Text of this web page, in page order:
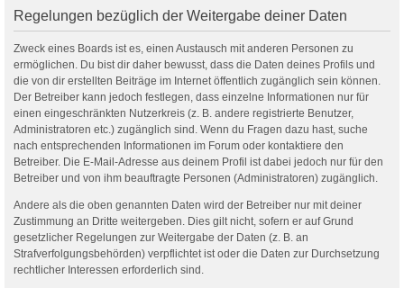
Regelungen bezüglich der Weitergabe deiner Daten
Zweck eines Boards ist es, einen Austausch mit anderen Personen zu
ermöglichen. Du bist dir daher bewusst, dass die Daten deines Profils und
die von dir erstellten Beiträge im Internet öffentlich zugänglich sein können.
Der Betreiber kann jedoch festlegen, dass einzelne Informationen nur für
einen eingeschränkten Nutzerkreis (z. B. andere registrierte Benutzer,
Administratoren etc.) zugänglich sind. Wenn du Fragen dazu hast, suche
nach entsprechenden Informationen im Forum oder kontaktiere den
Betreiber. Die E-Mail-Adresse aus deinem Profil ist dabei jedoch nur für den
Betreiber und von ihm beauftragte Personen (Administratoren) zugänglich.
Andere als die oben genannten Daten wird der Betreiber nur mit deiner
Zustimmung an Dritte weitergeben. Dies gilt nicht, sofern er auf Grund
gesetzlicher Regelungen zur Weitergabe der Daten (z. B. an
Strafverfolgungsbehörden) verpflichtet ist oder die Daten zur Durchsetzung
rechtlicher Interessen erforderlich sind.